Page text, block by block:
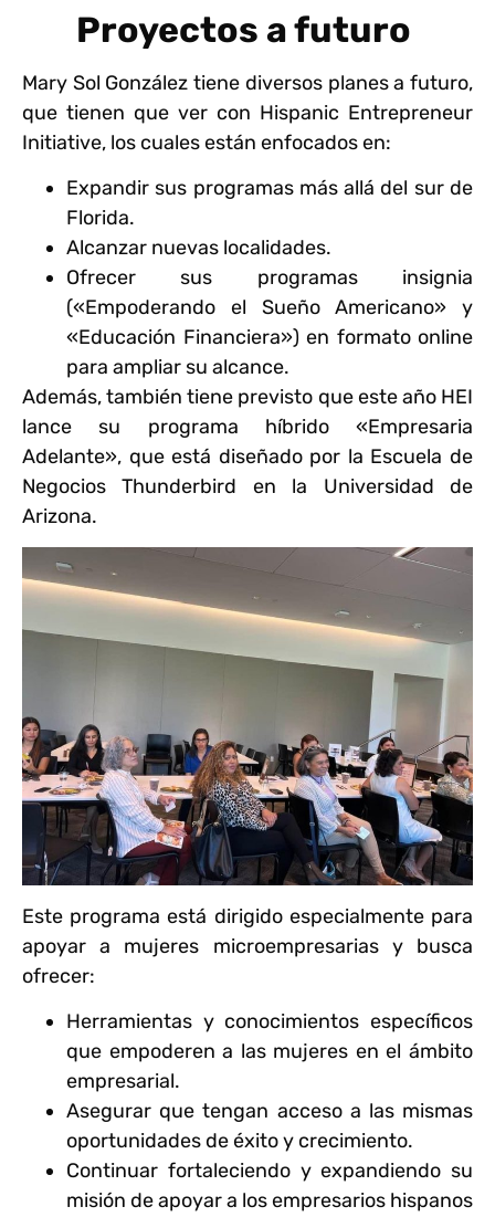
Proyectos a futuro
Mary Sol González tiene diversos planes a futuro,
que tienen que ver con Hispanic Entrepreneur
Initiative, los cuales están enfocados en:
Expandir sus programas más allá del sur de
Florida.
Alcanzar nuevas localidades.
Ofrecer sus programas insignia
(«Empoderando el Sueño Americano» y
«Educación Financiera») en formato online
para ampliar su alcance.
Además, también tiene previsto que este año HEI
lance su programa híbrido «Empresaria
Adelante», que está diseñado por la Escuela de
Negocios Thunderbird en la Universidad de
Arizona.
Este programa está dirigido especialmente para
apoyar a mujeres microempresarias y busca
ofrecer:
Herramientas y conocimientos específicos
que empoderen a las mujeres en el ámbito
empresarial.
Asegurar que tengan acceso a las mismas
oportunidades de éxito y crecimiento.
Continuar fortaleciendo y expandiendo su
misión de apoyar a los empresarios hispanos